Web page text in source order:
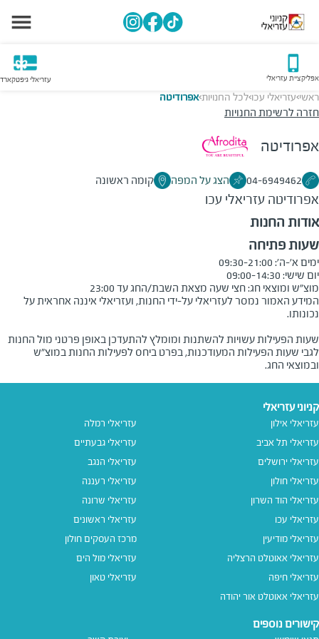
אפליקציית עזריאלי עזריאלי גיפטקארד
ראשי>עזריאלי עכו>לכל החנויות>אפרודיטה
חזרה לרשימת החנויות
אפרודיטה
04-6949462 הצג על המפה קומה ראשונה
אפרודיטה עזריאלי עכו
אודות החנות
שעות פתיחה
מוצ"ש ומוצאי חג: חצי שעה מצאת השבת/החג עד 23:00
המידע האמור נמסר לעזריאלי על-ידי החנות, ועזריאלי איננה אחראית על
שעות הפעילות עשויות להשתנות ומומלץ להתעדכן באופן פרטני מול החנות
לגבי שעות הפעילות המעודכנות, בפרט ביחס לפעילות החנות במוצ"ש
ובמוצאי החג.
קניוני עזריאלי
עזריאלי אילון
עזריאלי תל אביב
עזריאלי ירושלים
עזריאלי חולון
עזריאלי הוד השרון
עזריאלי עכו
עזריאלי מודיעין
עזריאלי אאוטלט הרצליה
עזריאלי חיפה
עזריאלי אאוטלט אור יהודה
עזריאלי רמלה
עזריאלי גבעתיים
עזריאלי הנגב
עזריאלי רעננה
עזריאלי שרונה
עזריאלי ראשונים
מרכז העסקים חולון
עזריאלי מול הים
עזריאלי טאון
קישורים נוספים